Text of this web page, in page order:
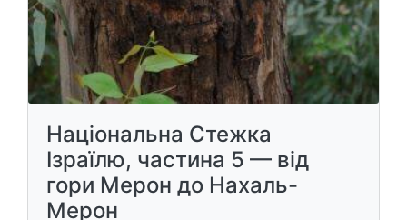
Національна Стежка
Ізраїлю, частина 5 — від
гори Мерон до Нахаль-
Мерон